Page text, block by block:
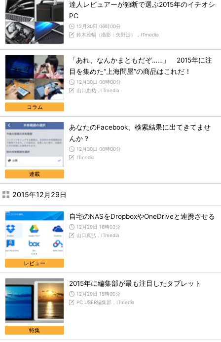
達人レビュアーが独断で選ぶ2015年のイチオシ
PC
12月30日 06時00分
鈴木雅暢（撮影：矢野渉），ITmedia
コラム
「あれ、なんかまともだぞ……」 2015年に注
目を集めた“上海問屋”の商品はこれだ！
12月30日 06時00分
山口恵祐，ITmedia
連載
あなたのFacebook、検索結果に出てきてませ
んか？
12月30日 06時00分
ITmedia
2015年12月29日
レビュー
自宅のNASをDropboxやOneDriveと連携させる
12月29日 16時03分
山口真弘，ITmedia
特集
2015年に編集部が最も注目したタブレット
12月29日 15時00分
PC USER編集部，ITmedia